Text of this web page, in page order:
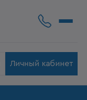
Личный кабинет